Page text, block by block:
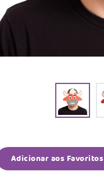
Adicionar aos Favoritos